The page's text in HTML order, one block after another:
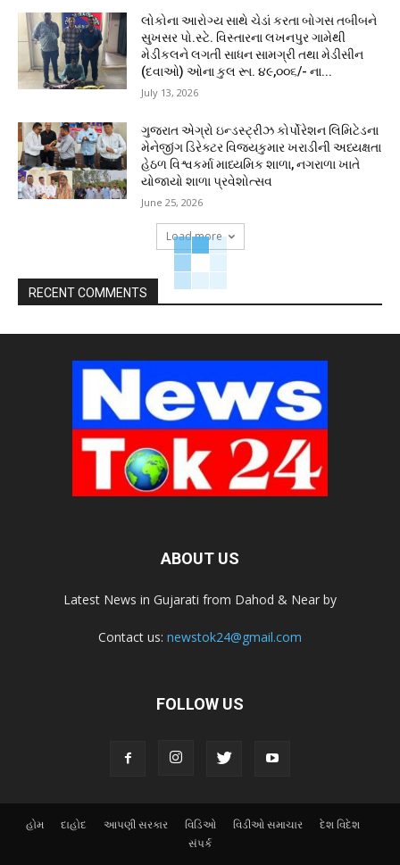
લોકોના આરોગ્ય સાથે ચેડાં કરતા બોગસ તબીબને
સુખસર પો.સ્ટે. વિસ્તારના લખનપુર ગામેથી
મેડીકલને લગતી સાધન સામગ્રી તથા મેડીસીન
(દવાઓ) ઓના કુલ રૂા. ૪૯,૦૦૬/- ના...
July 13, 2026
ગુજરાત એગ્રો ઇન્ડસ્ટ્રીઝ કોર્પોરેશન લિમિટેડના
મેનેજીંગ ડિરેક્ટર વિજયકુમાર ખરાડીની અધ્યક્ષતા
હેઠળ વિશ્વકર્મા માધ્યમિક શાળા, નગરાળા ખાતે
યોજાયો શાળા પ્રવેશોત્સવ
June 25, 2026
Load more
RECENT COMMENTS
ABOUT US
Latest News in Gujarati from Dahod & Near by
Contact us: newstok24@gmail.com
FOLLOW US
હોમ દાહોદ આપણી સરકાર વિડિઓ વિડીઓ સમાચાર
દેશ વિદેશ
સંપર્ક